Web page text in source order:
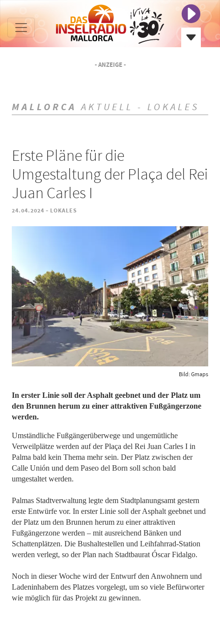
- ANZEIGE -
MALLORCA AKTUELL - LOKALES
Erste Pläne für die
Umgestaltung der Plaça del Rei
Juan Carles I
24.04.2024 - LOKALES
Bild: Gmaps
In erster Linie soll der Asphalt geebnet und der Platz um
den Brunnen herum zu einer attraktiven Fußgängerzone
werden.
Umständliche Fußgängerüberwege und ungemütliche
Verweilplätze werden auf der Plaça del Rei Juan Carles I in
Palma bald kein Thema mehr sein. Der Platz zwischen der
Calle Unión und dem Paseo del Born soll schon bald
umgestaltet werden.
Palmas Stadtverwaltung legte dem Stadtplanungsamt gestern
erste Entwürfe vor. In erster Linie soll der Asphalt geebnet und
der Platz um den Brunnen herum zu einer attraktiven
Fußgängerzone werden – mit ausreichend Bänken und
Schattenplätzen. Die Bushaltestellen und Leihfahrrad-Station
werden verlegt, so der Plan nach Stadtbaurat Óscar Fidalgo.
Noch in dieser Woche wird der Entwurf den Anwohnern und
Ladeninhabern des Platzes vorgelegt, um so viele Befürworter
wie möglich für das Projekt zu gewinnen.